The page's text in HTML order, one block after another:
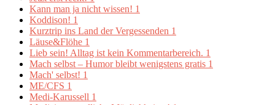
Kann man ja nicht wissen! 1
Koddison! 1
Kurztrip ins Land der Vergessenden 1
Läuse&Flöhe 1
Lieb sein! Alltag ist kein Kommentarbereich. 1
Mach selbst – Humor bleibt wenigstens gratis 1
Mach' selbst! 1
ME/CFS 1
Medi-Karussell 1